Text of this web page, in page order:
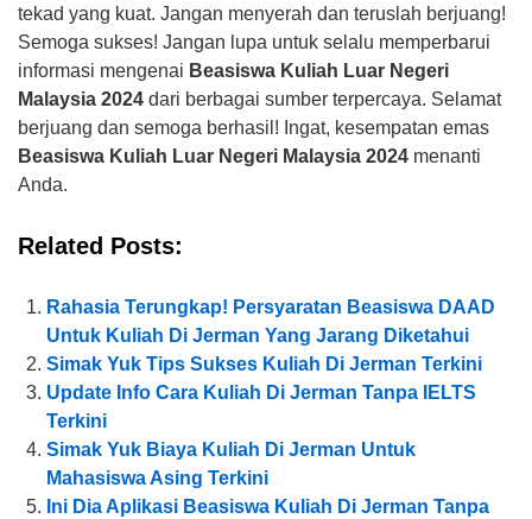
tekad yang kuat. Jangan menyerah dan teruslah berjuang!
Semoga sukses! Jangan lupa untuk selalu memperbarui
informasi mengenai Beasiswa Kuliah Luar Negeri
Malaysia 2024 dari berbagai sumber terpercaya. Selamat
berjuang dan semoga berhasil! Ingat, kesempatan emas
Beasiswa Kuliah Luar Negeri Malaysia 2024 menanti
Anda.
Related Posts:
Rahasia Terungkap! Persyaratan Beasiswa DAAD
Untuk Kuliah Di Jerman Yang Jarang Diketahui
Simak Yuk Tips Sukses Kuliah Di Jerman Terkini
Update Info Cara Kuliah Di Jerman Tanpa IELTS
Terkini
Simak Yuk Biaya Kuliah Di Jerman Untuk
Mahasiswa Asing Terkini
Ini Dia Aplikasi Beasiswa Kuliah Di Jerman Tanpa